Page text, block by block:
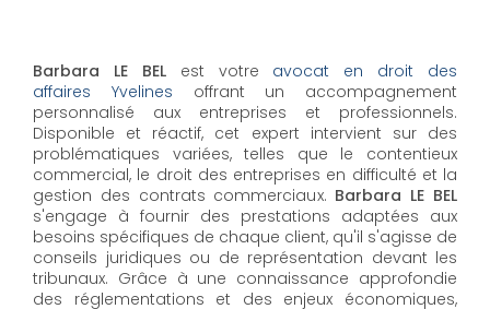
Barbara LE BELest votre avocat en droit des
affaires Yvelines offrant un accompagnement
personnalisé aux entreprises et professionnels.
Disponible et réactif, cet expert intervient sur des
problématiques variées, telles que le contentieux
commercial, le droit des entreprises en difficulté et la
gestion des contrats commerciaux. Barbara LE BEL
s'engage à fournir des prestations adaptées aux
besoins spécifiques de chaque client, qu'il s'agisse de
conseils juridiques ou de représentation devant les
tribunaux. Grâce à une connaissance approfondie
des réglementations et des enjeux économiques,